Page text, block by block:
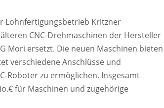
Lohnfertigungsbetrieb Kritzner
CNC-Drehmaschinen der Hersteller
Mori ersetzt. Die neuen Maschinen bieten
verschiedene Anschlüsse und
Roboter zu ermöglichen. Insgesamt
für Maschinen und zugehörige